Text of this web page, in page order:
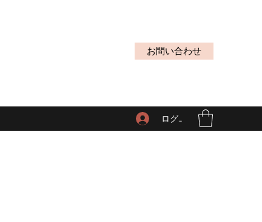
お問い合わせ
ログイン